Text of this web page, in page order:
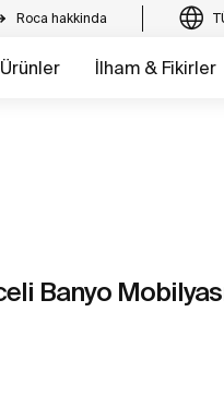
Roca hakkinda
Ürünler İlham & Fikirler
Banyo